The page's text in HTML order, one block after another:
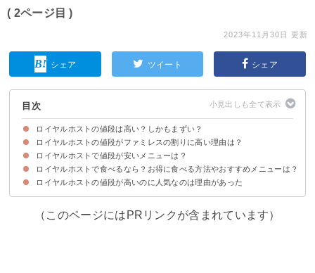
( 2ページ目 )
2023年11月30日 更新
シェア ツイート シェア
目次
ロイヤルホストの値段は高い？しかもまずい？
ロイヤルホストの値段を他の店と比較
ロイヤルホストの値段・味わいへの口コミ
ロイヤルホストの値段がファミレスの割りに高い理由は？
①人件費をかけている
②お店で調理や仕込みをしている
③ホテルの中にあるお店をイメージしたコンセプトになっている
ロイヤルホストで値段が安いメニューは？
①パンケーキ
②ガーリックトースト
③手作りフライドチキン
ロイヤルホストで食べるなら？お得に食べる方法やおすすめメニューは？
ロイヤルホストのおすすめメニュー
ロイヤルホストのお得なクーポン
ロイヤルホストの値段が高いのに人気なのは理由があった
（このページにはPRリンクが含まれています）